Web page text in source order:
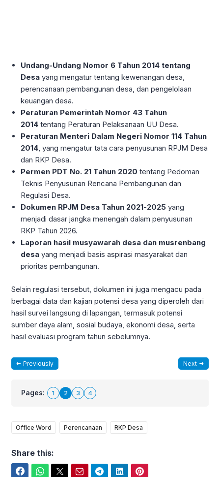
Undang-Undang Nomor 6 Tahun 2014 tentang
Desa yang mengatur tentang kewenangan desa,
perencanaan pembangunan desa, dan pengelolaan
keuangan desa.
Peraturan Pemerintah Nomor 43 Tahun
2014 tentang Peraturan Pelaksanaan UU Desa.
Peraturan Menteri Dalam Negeri Nomor 114 Tahun
2014, yang mengatur tata cara penyusunan RPJM Desa
dan RKP Desa.
Permen PDT No. 21 Tahun 2020 tentang Pedoman
Teknis Penyusunan Rencana Pembangunan dan
Regulasi Desa.
Dokumen RPJM Desa Tahun 2021-2025 yang
menjadi dasar jangka menengah dalam penyusunan
RKP Tahun 2026.
Laporan hasil musyawarah desa dan musrenbang
desa yang menjadi basis aspirasi masyarakat dan
prioritas pembangunan.
Selain regulasi tersebut, dokumen ini juga mengacu pada
berbagai data dan kajian potensi desa yang diperoleh dari
hasil survei langsung di lapangan, termasuk potensi
sumber daya alam, sosial budaya, ekonomi desa, serta
hasil evaluasi program tahun sebelumnya.
Previously Next
Pages: 1 2 3 4
Office Word Perencanaan RKP Desa
Share this: